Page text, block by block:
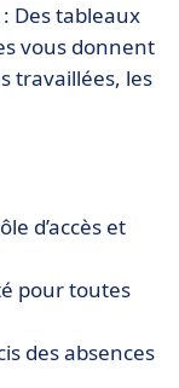
: Des tableaux
vous donnent
travaillées, les
fiables.
plus de
pour un
attentes.
Zeus®
grâce à une
d’accès et
pour toutes
des absences